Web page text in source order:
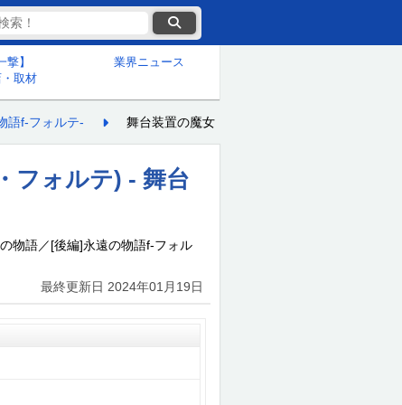
撃】
取材
業界ニュース
語f-フォルテ- 舞台装置の魔女【ワルプルギスの夜】中の演出
フォルテ) - 舞台
物語／[後編]永遠の物語f-フォル
最終更新日 2024年01月19日